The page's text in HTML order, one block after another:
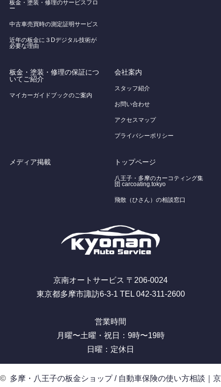
板金・塗装・修理のサービスフロ
ー
中古車売買時の測定証明サービス
近年の板金に３Dデジタル技術が
必要な理由
板金・塗装・修理の保証につ
いてご紹介
マイカーガイドブックのご案内
会社案内
スタッフ紹介
お問い合わせ
アクセスマップ
プライバシーポリシー
メディア掲載 トップページ
八王子・多摩のカーコティング集
団 carcoating.tokyo
飛散（ひさん）の相談窓口
京南オートサービス 〒206-0024
東京都多摩市諏訪6-3-1 TEL 042-311-2600
営業時間
月曜〜土曜・祝日：9時〜19時
日曜：定休日
© 多摩・八王子の板金ショップ / 自動車保険の使い方相談｜京